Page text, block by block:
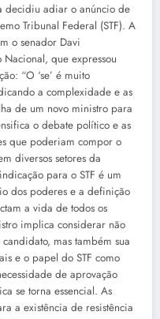
decidiu adiar o anúncio de
Tribunal Federal (STF). A
o senador Davi
que expressou
“O ‘se’ é muito
a complexidade e as
de um novo ministro para
o debate político e as
que poderiam compor o
diversos setores da
para o STF é um
dos poderes e a definição
a vida de todos os
implica considerar não
mas também sua
e o papel do STF como
de aprovação
se torna essencial. As
a existência de resistência